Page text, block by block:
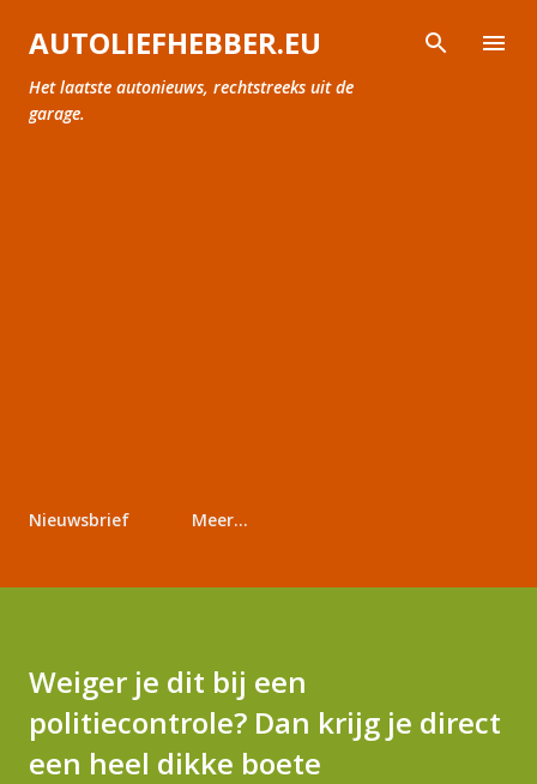
Doorgaan naar hoofdcontent
AUTOLIEFHEBBER.EU
Het laatste autonieuws, rechtstreeks uit de
garage.
Nieuwsbrief Meer…
Weiger je dit bij een
politiecontrole? Dan krijg je direct
een heel dikke boete